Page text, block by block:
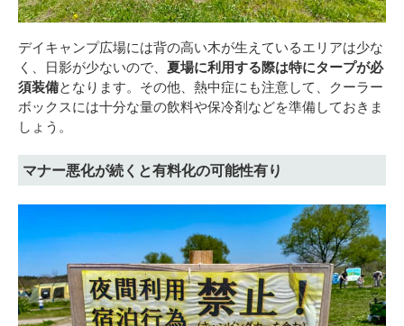
デイキャンプ広場には背の高い木が生えているエリアは少な
く、日影が少ないので、 夏場に利用する際は特にタープが必
須装備となります。その他、熱中症にも注意して、クーラー
ボックスには十分な量の飲料や保冷剤などを準備しておきま
しょう。
マナー悪化が続くと有料化の可能性有り